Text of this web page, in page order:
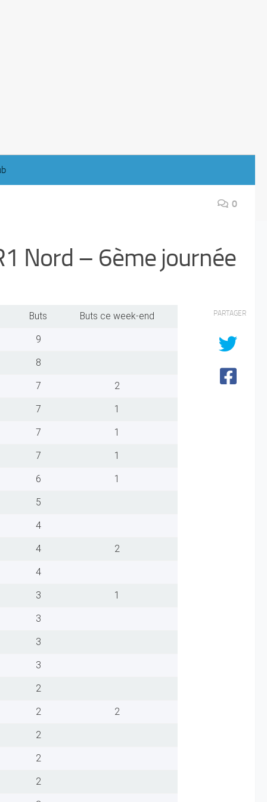
0
Nord – 6ème journée
Buts Buts ce week-end
9
8
7 2
7 1
7 1
7 1
6 1
5
4
4 2
4
3 1
3
3
3
2
2 2
2
2
2
PARTAGER